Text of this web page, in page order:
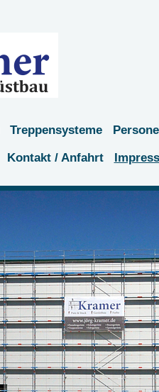
Treppensysteme
Kontakt / Anfahrt